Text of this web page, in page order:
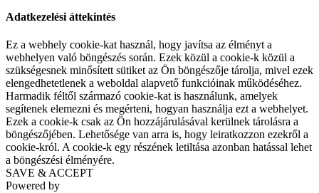
Adatkezelési áttekintés
Ez a webhely cookie-kat használ, hogy javítsa az élményt a
webhelyen való böngészés során. Ezek közül a cookie-k közül a
szükségesnek minősített sütiket az Ön böngészője tárolja, mivel ezek
elengedhetetlenek a weboldal alapvető funkcióinak működéséhez.
Harmadik féltől származó cookie-kat is használunk, amelyek
segítenek elemezni és megérteni, hogyan használja ezt a webhelyet.
Ezek a cookie-k csak az Ön hozzájárulásával kerülnek tárolásra a
böngészőjében. Lehetősége van arra is, hogy leiratkozzon ezekről a
cookie-król. A cookie-k egy részének letiltása azonban hatással lehet
a böngészési élményére.
SAVE & ACCEPT
Powered by